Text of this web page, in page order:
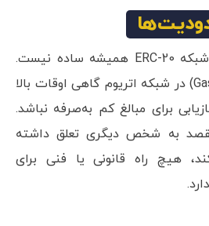
بازیابی ارز دیجیتال در شبکه ERC-20 همیشه ساده نیست.
هزینه‌های گس (Gas Fees) در شبکه اتریوم گاهی اوقات بالا
برای مبالغ کم به‌صرفه نباشد.
به شخص دیگری تعلق داشته
هیچ راه قانونی یا فنی برای